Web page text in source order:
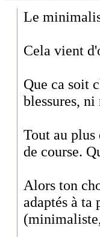
Le
Cela vient
Que ca soit
blessures, ni
Tout au
de course.
Alors ton
adaptés à ta